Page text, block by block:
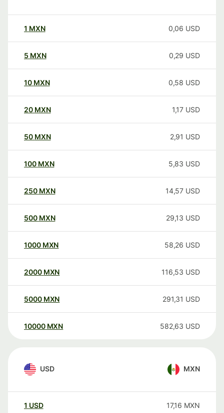
1 MXN 0,06 USD
5 MXN 0,29 USD
10 MXN 0,58 USD
20 MXN 1,17 USD
50 MXN 2,91 USD
100 MXN 5,83 USD
250 MXN 14,57 USD
500 MXN 29,13 USD
1000 MXN 58,26 USD
2000 MXN 116,53 USD
5000 MXN 291,31 USD
10000 MXN 582,63 USD
USD MXN
1 USD 17,16 MXN